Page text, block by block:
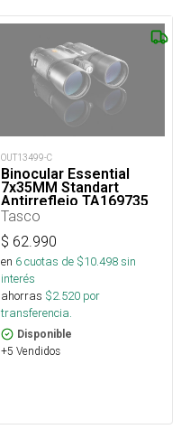
OUT13499-C
Binocular Essential
7x35MM Standart
Antirreflejo TA169735
Tasco
$ 62.990
en 6cuotas de $10.498sin
interés
ahorras $2.520 por
transferencia.
Disponible
+5 Vendidos